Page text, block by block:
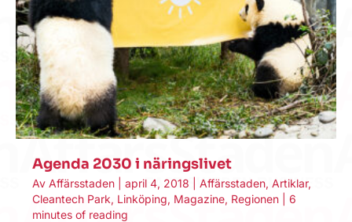
Agenda 2030 i näringslivet
Av Affärsstaden april 4, 2018 Affärsstaden, Artiklar,
Cleantech Park, Linköping, Magazine, Regionen
6
minutes of reading